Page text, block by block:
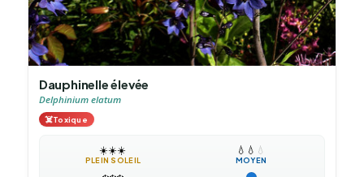
Dauphinelle élevée
Delphinium elatum
☠️Toxique
☀️☀️☀️
PLEIN SOLEIL
💧 💧 💧
MOYEN